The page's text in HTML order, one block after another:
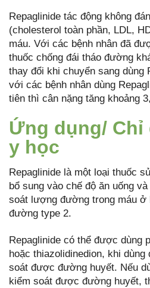
Repaglinide tác động không
(cholesterol toàn phần, LDL,
máu. Với các bệnh nhân đã
thuốc chống đái tháo đường
thay đổi khi chuyển sang dùng
với các bệnh nhân dùng
tiên thì cân nặng tăng khoảng
Ứng dụng/
y học
Repaglinide là một loại thuốc
bổ sung vào chế độ ăn uống
soát lượng đường trong máu ở
đường type 2.
Repaglinide có thể được dùng
hoặc thiazolidinedion, khi dùng
soát được đường huyết. Nếu
kiểm soát được đường huyết,